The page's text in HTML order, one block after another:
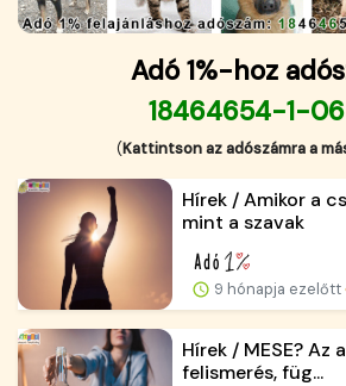
Adó 1%-hoz
18464654-1-
(Kattintson az adószámra a
Hírek / Amikor a
mint a szavak
9 hónapja ezelőtt
Hírek / MESE? Az
felismerés, füg...